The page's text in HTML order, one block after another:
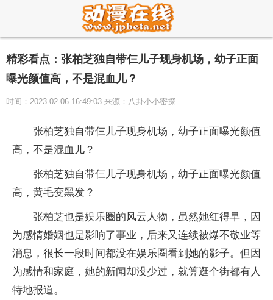
精彩看点：张柏芝独自带仨儿子现身机场，幼子正面
曝光颜值高，不是混血儿？
时间：2023-02-06 16:49:03 来源：八卦小小密探
张柏芝独自带仨儿子现身机场，幼子正面曝光颜值
高，不是混血儿？
张柏芝独自带仨儿子现身机场，幼子正面曝光颜值
高，黄毛变黑发？
张柏芝也是娱乐圈的风云人物，虽然她红得早，因
为感情婚姻也是影响了事业，后来又连续被爆不敬业等
消息，很长一段时间都没在娱乐圈看到她的影子。但因
为感情和家庭，她的新闻却没少过，就算逛个街都有人
特地报道。